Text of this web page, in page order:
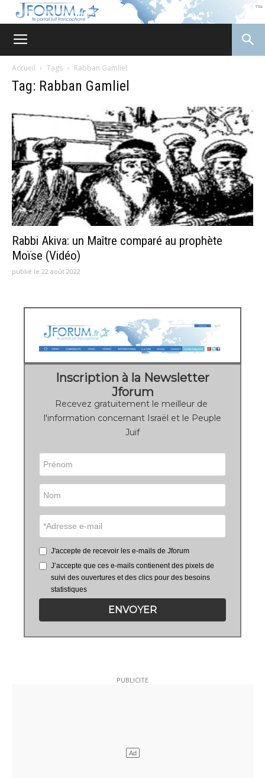
Accueil Tags Rabban Gamliel
Tag: Rabban Gamliel
Rabbi Akiva: un Maître comparé au prophète
Moïse (Vidéo)
publié le 22 août 2022
Inscription à la Newsletter
Jforum
Recevez gratuitement le meilleur de
l'information concernant Israël et le Peuple
Juif
J'accepte de recevoir les e-mails de Jforum
J’accepte que ces e-mails contienent des pixels de
suivi des ouvertures et des clics pour des besoins
statistiques
ENVOYER